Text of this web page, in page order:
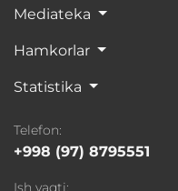
Mediateka
Hamkorlar
Statistika
Telefon:
+998 (97) 8795551
Ish vaqti: